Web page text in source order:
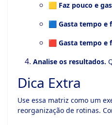
🟨 Faz pouco e
🟦 Gasta tempo e
🟥 Gasta tempo e
Analise os resultados.
Dica Extra
Use essa matriz como um
reorganização de rotinas.